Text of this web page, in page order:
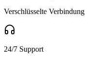
Verschlüsselte Verbindung
24/7 Support